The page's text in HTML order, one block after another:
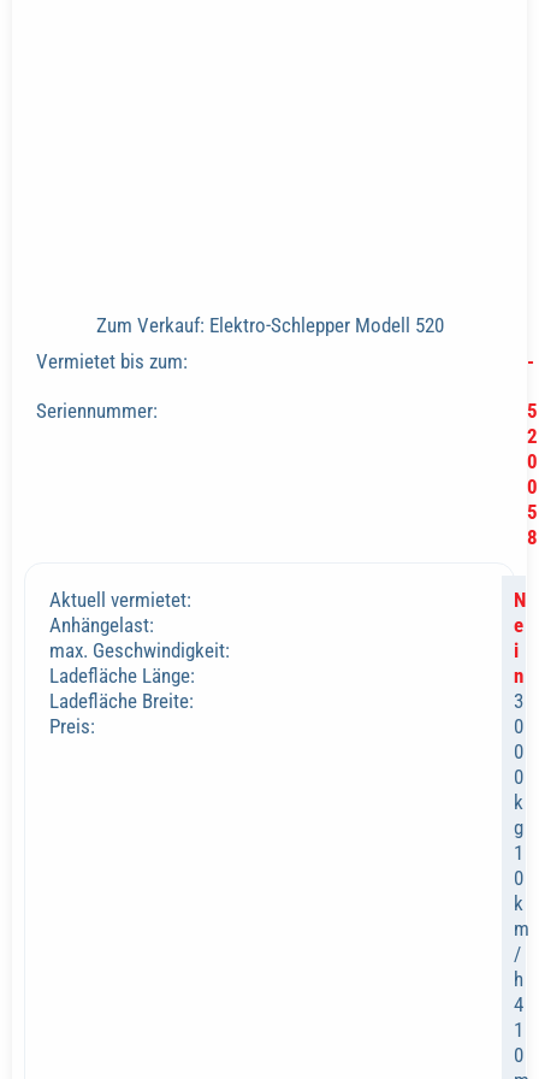
Zum Verkauf: Elektro-Schlepper Modell 520
Vermietet bis zum:
-
Seriennummer:
5
2
0
0
5
8
Aktuell vermietet:
Anhängelast:
max. Geschwindigkeit:
Ladefläche Länge:
Ladefläche Breite:
Preis:
N
e
i
n
3
0
0
0
k
g
1
0
k
m
/
h
4
1
0